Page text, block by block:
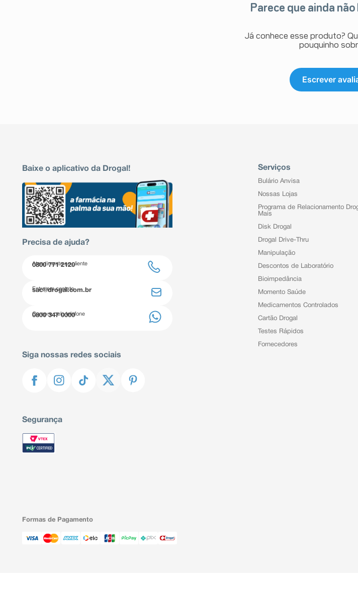
Parece que ainda
Já conhece esse produto?
pouquinho
Escrever
Baixe o aplicativo da Drogal!
Precisa de ajuda?
Atendimento ao cliente
0800 771 2120
Entre em contato
sac@drogal.com.br
Compre pelo telefone
0800 347 0000
Siga nossas redes sociais
Segurança
Serviços
Bulário Anvisa
Nossas Lojas
Programa de Relacionamento
Mais
Disk Drogal
Drogal Drive-Thru
Manipulação
Descontos de Laboratório
Bioimpedância
Momento Saúde
Medicamentos Controlados
Cartão Drogal
Testes Rápidos
Fornecedores
Formas de Pagamento